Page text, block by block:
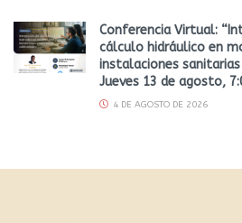
Conferencia Virtual:
cálculo hidráulico en
instalaciones sanitarias
Jueves 13 de agosto,
4 DE AGOSTO DE 2026